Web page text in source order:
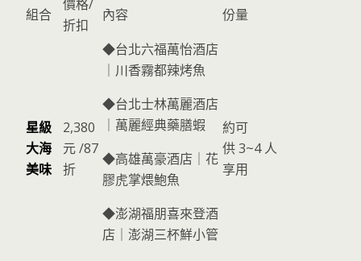
組合
價格/
折扣
內容 份量
星級
大海
美味
2,380
元 /87
折
◆台北六福萬怡酒店
｜川香霧都辣烤魚
◆台北士林萬麗酒店
｜萬麗經典藥膳蝦
◆高雄萬豪酒店｜花
膠虎掌煨鮑魚
◆澎湖福朋喜來登酒
店｜澎湖三杯鮮小管
約可
供 3~4 人
享用